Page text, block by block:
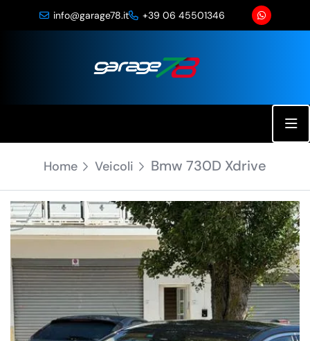
info@garage78.it +39 06 45501346
Home Veicoli Bmw 730D Xdrive